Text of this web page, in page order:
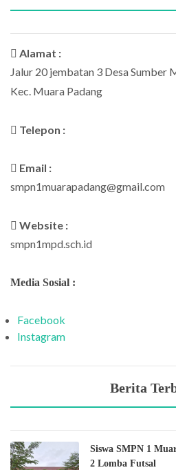
Alamat :
Jalur 20 jembatan 3 Desa Sumber
Kec. Muara Padang
Telepon :
Email :
smpn1muarapadang@gmail.com
Website :
smpn1mpd.sch.id
Media Sosial :
Facebook
Instagram
Berita
Siswa SMPN 1
2 Lomba Futsal